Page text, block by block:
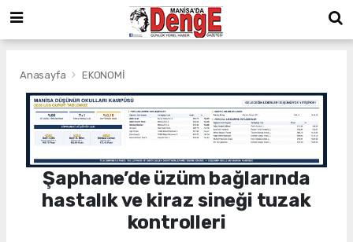
Anasayfa EKONOMİ
Şaphane’de üzüm bağlarında
hastalık ve kiraz sineği tuzak
kontrolleri